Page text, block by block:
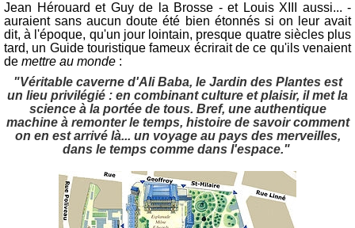
Jean Hérouard et Guy de la Brosse - et Louis XIII aussi... -
auraient sans aucun doute été bien étonnés si on leur avait
dit, à l'époque, qu'un jour lointain, presque quatre siècles plus
tard, un Guide touristique fameux écrirait de ce qu'ils venaient
de mettre au monde :
"Véritable caverne d'Ali Baba, le Jardin des Plantes est
un lieu privilégié : en combinant culture et plaisir, il met la
science à la portée de tous. Bref, une authentique
machine à remonter le temps, histoire de savoir comment
on en est arrivé là... un voyage au pays des merveilles,
dans le temps comme dans l'espace."